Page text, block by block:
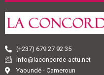
(+237) 679 27 92 35
info@laconcorde-actu.net
Yaoundé - Cameroun